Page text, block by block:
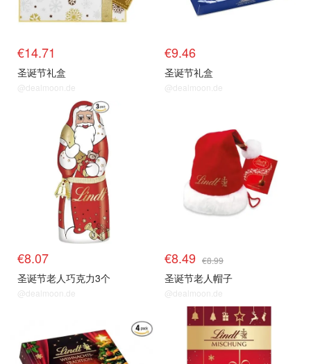
€14.71
圣诞节礼盒
@dealmoon.de
€9.46
圣诞节礼盒
@dealmoon.de
€8.07
圣诞节老人巧克力3个
@dealmoon.de
€8.49 €8.99
圣诞节老人帽子
@dealmoon.de